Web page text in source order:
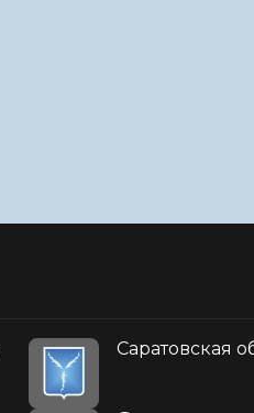
Саратовская